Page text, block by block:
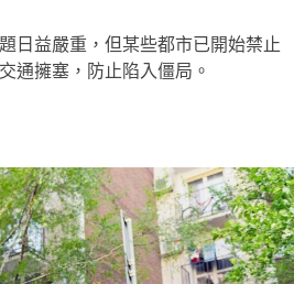
日益嚴重，但某些都市已開始禁止
通擁塞，防止陷入僵局。